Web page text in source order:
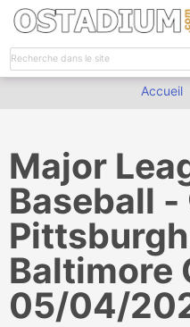
Accueil
Major
Baseball -
Baltimore
05/04/